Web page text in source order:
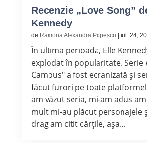
Recenzie „Love Song”
Kennedy
de Ramona Alexandra Popescu | iul. 24,
În ultima perioada, Elle
explodat în popularitate. Serie
Campus" a fost ecranizată și
făcut furori pe toate
am văzut seria, mi-am adus
mult mi-au plăcut personajele
drag am citit cărțile, așa...